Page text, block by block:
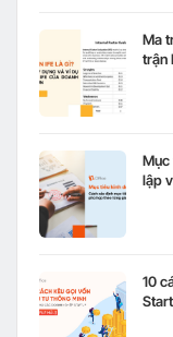
Ma
trận
Mục
lập
10